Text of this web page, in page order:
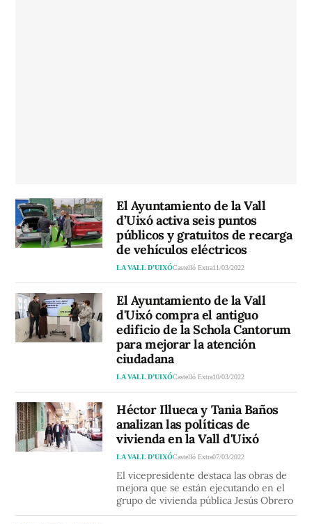
El Ayuntamiento de la Vall
d’Uixó activa seis puntos
públicos y gratuitos de recarga
de vehículos eléctricos
LA VALL D’UIXÓCastelló Extra11/03/2022
El Ayuntamiento de la Vall
d'Uixó compra el antiguo
edificio de la Schola Cantorum
para mejorar la atención
ciudadana
LA VALL D’UIXÓCastelló Extra10/03/2022
Héctor Illueca y Tania Baños
analizan las políticas de
vivienda en la Vall d'Uixó
LA VALL D’UIXÓCastelló Extra07/03/2022
El vicepresidente destaca las obras de
mejora que se están ejecutando en el
grupo de vivienda pública Jesús Obrero